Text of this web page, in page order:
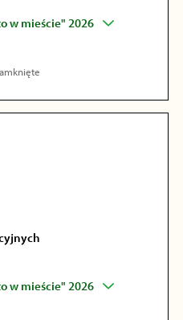
w mieście" 2026
w mieście" 2026